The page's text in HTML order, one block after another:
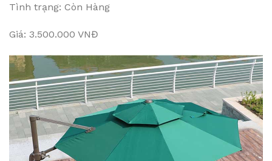
Tình trạng: Còn Hàng
Giá: 3.500.000 VNĐ